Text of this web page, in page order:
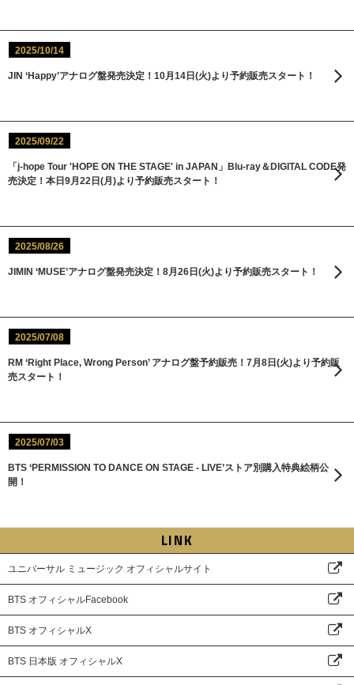
2025/10/14
JIN ‘Happy’アナログ盤発売決定！10月14日(火)より予約販売スタート！
2025/09/22
「j-hope Tour 'HOPE ON THE STAGE' in JAPAN」Blu-ray＆DIGITAL CODE発
売決定！本日9月22日(月)より予約販売スタート！
2025/08/26
JIMIN ‘MUSE’アナログ盤発売決定！8月26日(火)より予約販売スタート！
2025/07/08
RM ‘Right Place, Wrong Person’ アナログ盤予約販売！7月8日(火)より予約販
売スタート！
2025/07/03
BTS ‘PERMISSION TO DANCE ON STAGE - LIVE’ストア別購入特典絵柄公
開！
LINK
ユニバーサル ミュージック オフィシャルサイト
BTS オフィシャルFacebook
BTS オフィシャルX
BTS 日本版 オフィシャルX